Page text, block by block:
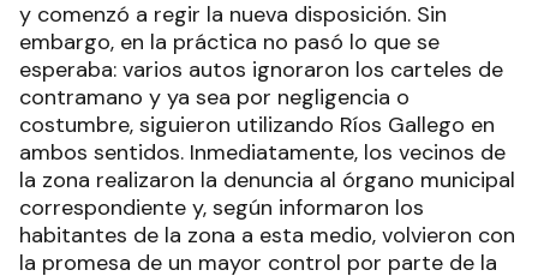
y comenzó a regir la nueva disposición. Sin
embargo, en la práctica no pasó lo que se
esperaba: varios autos ignoraron los carteles de
contramano y ya sea por negligencia o
costumbre, siguieron utilizando Ríos Gallego en
ambos sentidos. Inmediatamente, los vecinos de
la zona realizaron la denuncia al órgano municipal
correspondiente y, según informaron los
habitantes de la zona a esta medio, volvieron con
la promesa de un mayor control por parte de la